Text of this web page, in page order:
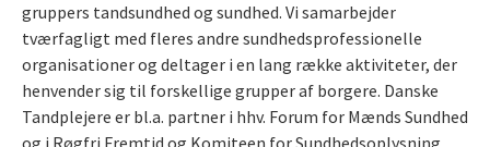
gruppers tandsundhed og sundhed. Vi samarbejder
tværfagligt med fleres andre sundhedsprofessionelle
organisationer og deltager i en lang række aktiviteter, der
henvender sig til forskellige grupper af borgere. Danske
Tandplejere er bl.a. partner i hhv. Forum for Mænds Sundhed
og i Røgfri Fremtid og Komiteen for Sundhedsoplysning.